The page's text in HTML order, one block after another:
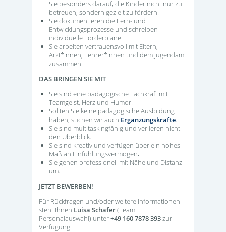
Sie besonders darauf, die Kinder nicht nur zu
betreuen, sondern gezielt zu fördern.
Sie dokumentieren die Lern- und
Entwicklungsprozesse und schreiben
individuelle Förderpläne.
Sie arbeiten vertrauensvoll mit Eltern,
Ärzt*innen, Lehrer*innen und dem Jugendamt
zusammen.
DAS BRINGEN SIE MIT
Sie sind eine pädagogische Fachkraft mit
Teamgeist, Herz und Humor.
Sollten Sie keine pädagogische Ausbildung
haben, suchen wir auch Ergänzungskräfte.
Sie sind multitaskingfähig und verlieren nicht
den Überblick.
Sie sind kreativ und verfügen über ein hohes
Maß an Einfühlungsvermögen.
Sie gehen professionell mit Nähe und Distanz
um.
JETZT BEWERBEN!
Für Rückfragen und/oder weitere Informationen
steht Ihnen Luisa Schäfer(Team
Personalauswahl) unter+49 160 7878 393 zur
Verfügung.